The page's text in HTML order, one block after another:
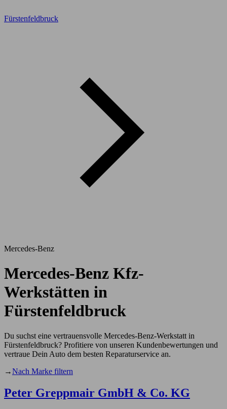
Fürstenfeldbruck
Mercedes-Benz
Mercedes-Benz Kfz-
Werkstätten in
Fürstenfeldbruck
Du suchst eine vertrauensvolle Mercedes-Benz-Werkstatt in
Fürstenfeldbruck? Profitiere von unseren Kundenbewertungen und
vertraue Dein Auto dem besten Reparaturservice an.
→Nach Marke filtern
Peter Greppmair GmbH & Co. KG